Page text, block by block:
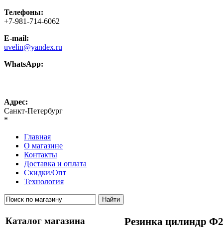
Телефоны:
+7-981-714-6062
E-mail:
uvelin@yandex.ru
WhatsApp:
Адрес:
Санкт-Петербург
*
Главная
О магазине
Контакты
Доставка и оплата
Скидки/Опт
Технология
Каталог магазина Резинка цилиндр